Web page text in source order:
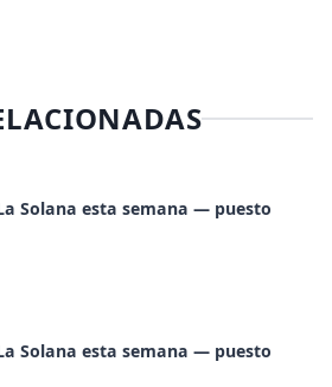
Solana esta semana — puesto
Solana esta semana — puesto